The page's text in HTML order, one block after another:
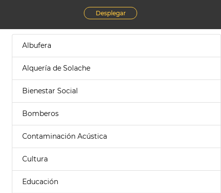
Desplegar
Albufera
Alquería de Solache
Bienestar Social
Bomberos
Contaminación Acústica
Cultura
Educación